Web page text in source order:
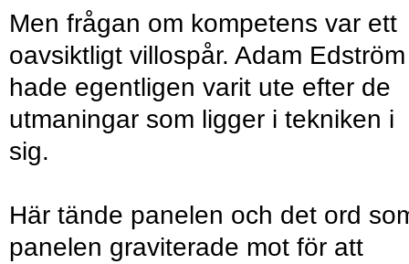
Men frågan om kompetens var ett
oavsiktligt villospår. Adam Edström
hade egentligen varit ute efter de
utmaningar som ligger i tekniken i
sig.
Här tände panelen och det ord
panelen graviterade mot för att